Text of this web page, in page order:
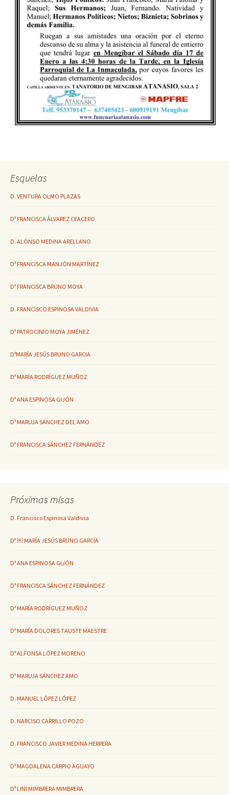
Esquelas
D. VENTURA OLMO PLAZAS
Dª FRANCISCA ÁLVAREZ CEACERO
D. ALONSO MEDINA ARELLANO
Dª FRANCISCA MANJÓN MARTÍNEZ
Dª FRANCISCA BRUNO MOYA
D. FRANCISCO ESPINOSA VALDIVIA
Dª PATROCINIO MOYA JIMÉNEZ
DªMARÍA JESÚS BRUNO GARCIA
Dª MARÍA RODRÍGUEZ MUÑOZ
Dª ANA ESPINOSA GIJÓN
Dª MARUJA SÁNCHEZ DEL AMO
Dª FRANCISCA SÁNCHEZ FERNÁNDEZ
Próximas misas
D. Francisco Espinosa Valdivia
Dª ￼ MARÍA JESÚS BRUNO GARCÍA
Dª ANA ESPINOSA GIJÓN
Dª FRANCISCA SÁNCHEZ FERNÁNDEZ
Dª MARÍA RODRÍGUEZ MUÑOZ
Dª MARÍA DOLORES TAUSTE MAESTRE
Dª ALFONSA LÓPEZ MORENO
Dª MARUJA SÁNCHEZ AMO
D. MANUEL LÓPEZ LÓPEZ
D. NARCISO CARRILLO POZO
D. FRANCISCO JAVIER MEDINA HERRERA
Dª MAGDALENA CARPIO AGUAYO
Dª LINI MIMBRERA MIMBRERA